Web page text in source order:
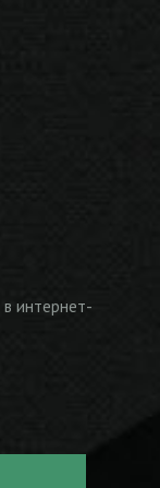
в интернет-